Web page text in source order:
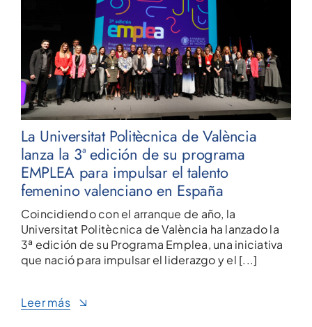
La Universitat Politècnica de València
lanza la 3ª edición de su programa
EMPLEA para impulsar el talento
femenino valenciano en España
Coincidiendo con el arranque de año, la
Universitat Politècnica de València ha lanzado la
3ª edición de su Programa Emplea, una iniciativa
que nació para impulsar el liderazgo y el [...]
Leer más